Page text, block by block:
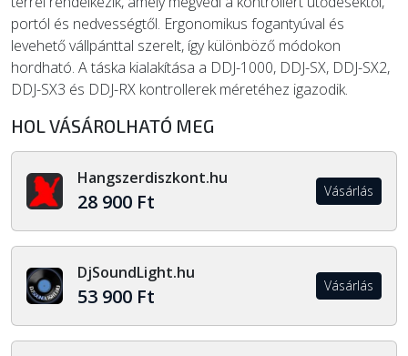
portól és nedvességtől. Ergonomikus fogantyúval és
levehető vállpánttal szerelt, így különböző módokon
hordható. A táska kialakítása a DDJ-1000, DDJ-SX, DDJ-SX2,
DDJ-SX3 és DDJ-RX kontrollerek méretéhez igazodik.
HOL VÁSÁROLHATÓ MEG
Hangszerdiszkont.hu
28 900 Ft Vásárlás
DjSoundLight.hu
53 900 Ft Vásárlás